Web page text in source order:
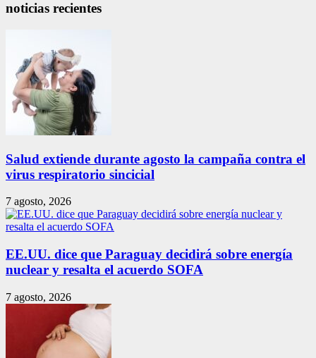
noticias recientes
Salud extiende durante agosto la campaña contra el
virus respiratorio sincicial
7 agosto, 2026
EE.UU. dice que Paraguay decidirá sobre energía
nuclear y resalta el acuerdo SOFA
7 agosto, 2026